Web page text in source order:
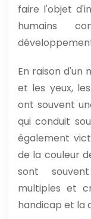
faire l'objet
humains
En raison d'un
et les yeux,
ont souvent
qui conduit
également
de la couleur
sont
multiples et
handicap et la